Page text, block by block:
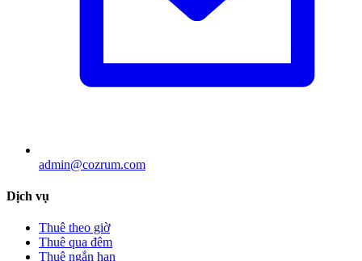
admin@cozrum.com
Dịch vụ
Thuê theo giờ
Thuê qua đêm
Thuê ngắn hạn